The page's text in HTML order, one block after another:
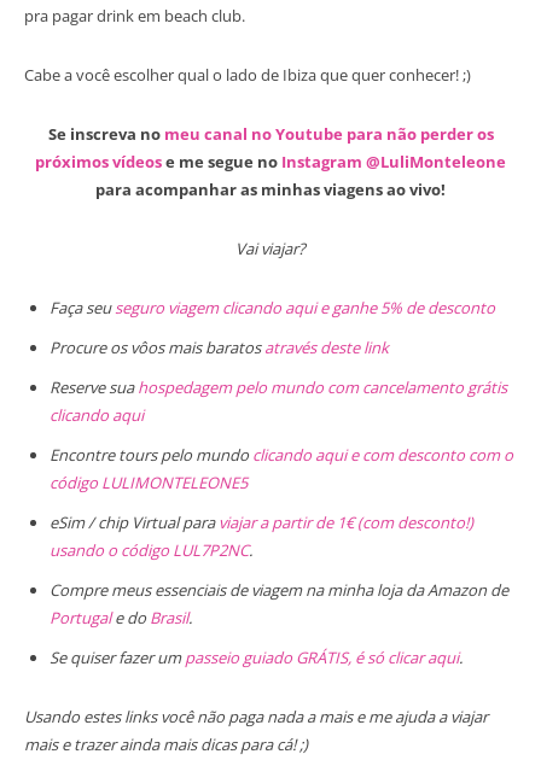
pra pagar drink em beach club.
Cabe a você escolher qual o lado de Ibiza que quer conhecer! ;)
Se inscreva no meu canal no Youtube para não perder os
próximos vídeose me segue no Instagram @LuliMonteleone
para acompanhar as minhas viagens ao vivo!
Vai viajar?
Faça seuseguro viagem clicando aqui e ganhe 5% de desconto
Procure os vôos mais baratosatravés deste link
Reserve suahospedagem pelo mundo com cancelamento grátis
clicando aqui
Encontre tours pelo mundo clicando aqui e com desconto com o
código LULIMONTELEONE5
eSim / chip Virtual paraviajar a partir de 1€ (com desconto!)
usando o código LUL7P2NC.
Compre meus essenciais de viagem na minha loja da Amazon de
Portugale do Brasil.
Se quiser fazer umpasseio guiado GRÁTIS, é só clicar aqui.
Usando estes links você não paga nada a mais e me ajuda a viajar
mais e trazer ainda mais dicas para cá! ;)